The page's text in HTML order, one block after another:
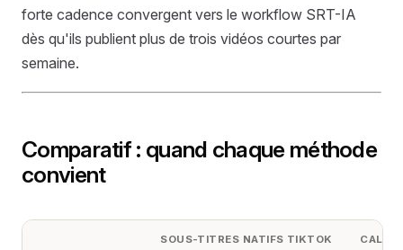
forte cadence convergent vers le workflow SRT-IA
dès qu'ils publient plus de trois vidéos courtes par
semaine.
Comparatif : quand chaque méthode
convient
SOUS-TITRES NATIFS TIKTOK